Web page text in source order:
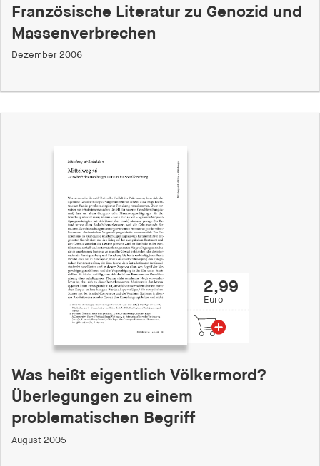
Französische Literatur zu Genozid und
Massenverbrechen
Dezember 2006
2,99
Euro
Was heißt eigentlich Völkermord?
Überlegungen zu einem
problematischen Begriff
August 2005